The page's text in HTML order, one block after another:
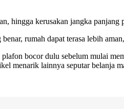
hingga kerusakan jangka
rumah dapat terasa lebih
bocor dulu sebelum mulai
menarik lainnya seputar belanja